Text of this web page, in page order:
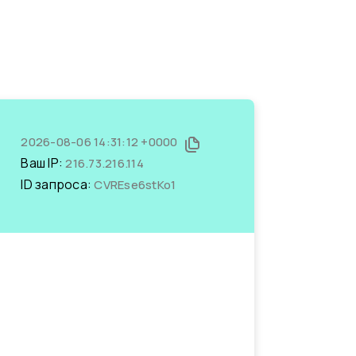
2026-08-06 14:31:12 +0000
Ваш IP:216.73.216.114
ID запроса:CVREse6stKo1